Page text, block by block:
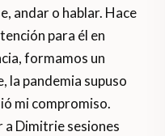
andar o hablar. Hace
para él en
formamos un
la pandemia supuso
mi compromiso.
a Dimitrie sesiones